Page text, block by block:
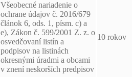
Všeobecné nariadenie o
ochrane údajov č. 2016/679
článok 6, ods. 1, písm. c) a
e), Zákon č. 599/2001 Z. z. o
osvedčovaní listín a
podpisov na listinách
okresnými úradmi a obcami
v znení neskorších predpisov
10 rokov